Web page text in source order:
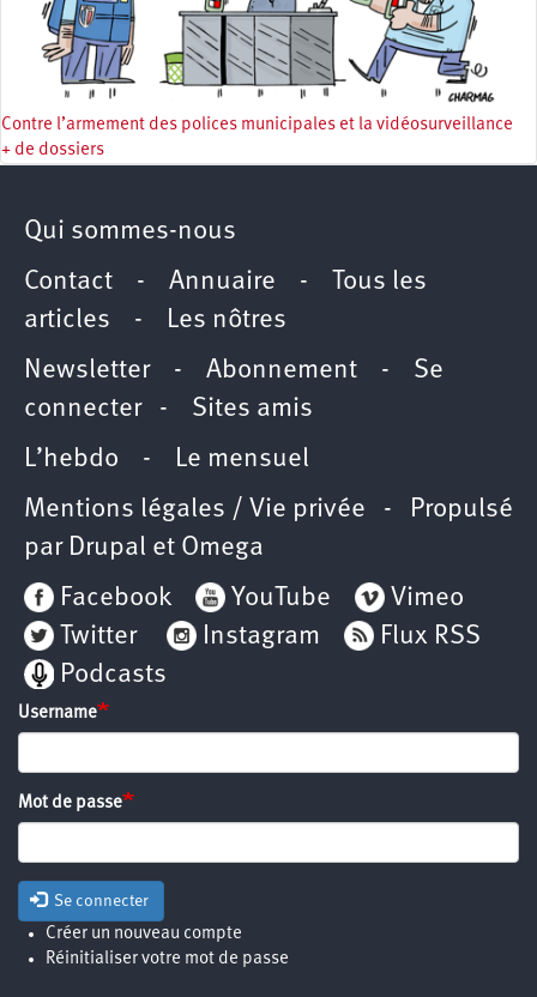
Contre l’armement des polices municipales et la vidéosurveillance
+ de dossiers
Qui sommes-nous
Contact - Annuaire -
Tous les
articles - Les nôtres
Newsletter- Abonnement - Se
connecter- Sites amis
L’hebdo - Le mensuel
Mentions légales / Vie privée - Propulsé
par Drupal et Omega
Facebook
YouTube
Vimeo
Twitter
Instagram
Flux RSS
Podcasts
Username
Mot de passe
Se connecter
Créer un nouveau compte
Réinitialiser votre mot de passe